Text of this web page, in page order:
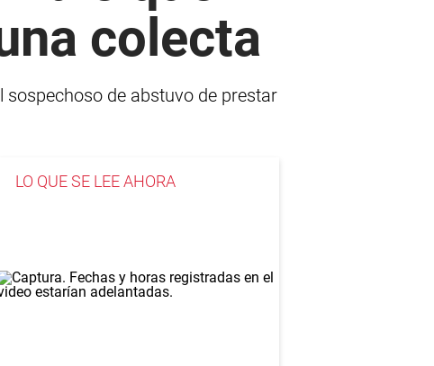
colecta
sospechoso de abstuvo de prestar
LO QUE SE LEE AHORA